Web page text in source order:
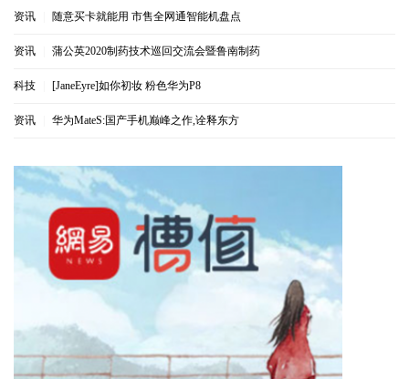
资讯 随意买卡就能用 市售全网通智能机盘点
资讯 蒲公英2020制药技术巡回交流会暨鲁南制药
科技 [JaneEyre]如你初妆 粉色华为P8
资讯 华为MateS:国产手机巅峰之作,诠释东方